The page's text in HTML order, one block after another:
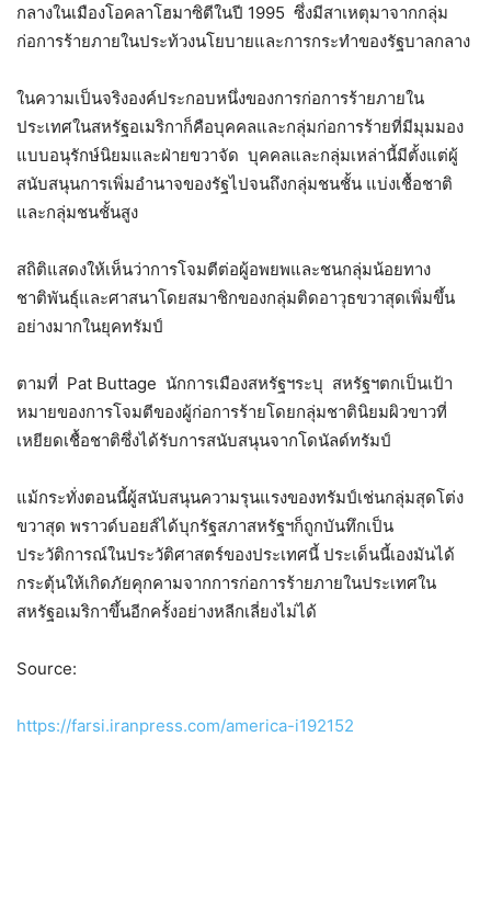
กลางในเมืองโอคลาโฮมาซิตีในปี 1995 ซึ่งมีสาเหตุมาจากกลุ่ม
ก่อการร้ายภายในประท้วงนโยบายและการกระทำของรัฐบาลกลาง
ในความเป็นจริงองค์ประกอบหนึ่งของการก่อการร้ายภายใน
ประเทศในสหรัฐอเมริกาก็คือบุคคลและกลุ่มก่อการร้ายที่มีมุมมอง
แบบอนุรักษ์นิยมและฝ่ายขวาจัด บุคคลและกลุ่มเหล่านี้มีตั้งแต่ผู้
สนับสนุนการเพิ่มอำนาจของรัฐไปจนถึงกลุ่มชนชั้น แบ่งเชื้อชาติ
และกลุ่มชนชั้นสูง
สถิติแสดงให้เห็นว่าการโจมตีต่อผู้อพยพและชนกลุ่มน้อยทาง
ชาติพันธุ์และศาสนาโดยสมาชิกของกลุ่มติดอาวุธขวาสุดเพิ่มขึ้น
อย่างมากในยุคทรัมป์
ตามที่ Pat Buttage นักการเมืองสหรัฐฯระบุ สหรัฐฯตกเป็นเป้า
หมายของการโจมตีของผู้ก่อการร้ายโดยกลุ่มชาตินิยมผิวขาวที่
เหยียดเชื้อชาติซึ่งได้รับการสนับสนุนจากโดนัลด์ทรัมป์
แม้กระทั่งตอนนี้ผู้สนับสนุนความรุนแรงของทรัมป์เช่นกลุ่มสุดโต่ง
ขวาสุด พราวด์บอยส์ได้บุกรัฐสภาสหรัฐฯก็ถูกบันทึกเป็น
ประวัติการณ์ในประวัติศาสตร์ของประเทศนี้ ประเด็นนี้เองมันได้
กระตุ้นให้เกิดภัยคุกคามจากการก่อการร้ายภายในประเทศใน
สหรัฐอเมริกาขึ้นอีกครั้งอย่างหลีกเลี่ยงไม่ได้
Source:
https://farsi.iranpress.com/america-i192152